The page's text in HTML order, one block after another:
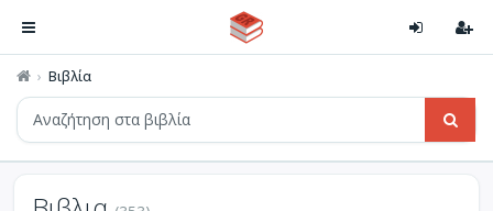
Βιβλία